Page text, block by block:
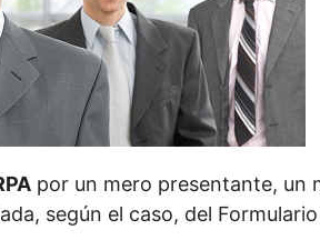
por un mero presentante, un
según el caso, del